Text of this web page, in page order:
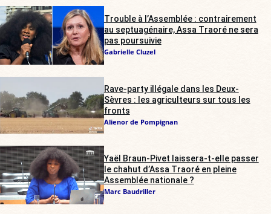
Trouble à l’Assemblée : contrairement
au septuagénaire, Assa Traoré ne sera
pas poursuivie
Gabrielle Cluzel
Rave-party illégale dans les Deux-
Sèvres : les agriculteurs sur tous les
fronts
Alienor de Pompignan
Yaël Braun-Pivet laissera-t-elle passer
le chahut d’Assa Traoré en pleine
Assemblée nationale ?
Marc Baudriller